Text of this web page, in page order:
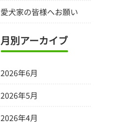
愛犬家の皆様へお願い
月別アーカイブ
2026年6月
2026年5月
2026年4月